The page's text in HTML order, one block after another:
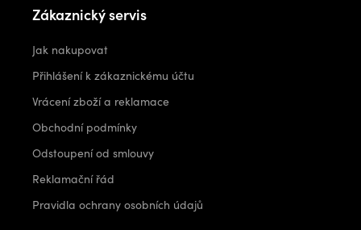
Zákaznický servis
Jak nakupovat
Přihlášení k zákaznickému účtu
Vrácení zboží a reklamace
Obchodní podmínky
Odstoupení od smlouvy
Reklamační řád
Pravidla ochrany osobních údajů